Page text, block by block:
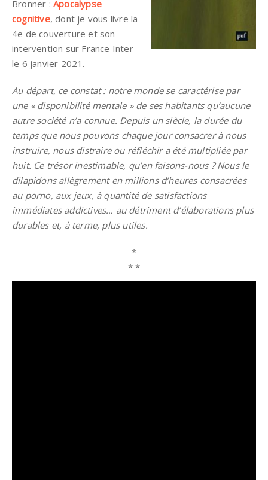
Bronner : Apocalypse
cognitive, dont je vous livre la
4e de couverture et son
intervention sur France Inter
le 6 janvier 2021.
Au départ, ce constat : notre monde se caractérise par
une « disponibilité mentale » de ses habitants qu’aucune
autre société n’a connue. Depuis un siècle, la durée du
temps que nous pouvons chaque jour consacrer à nous
instruire, nous distraire ou réfléchir a été multipliée par
huit. Ce trésor inestimable, qu’en faisons-nous ? Nous le
dilapidons allègrement en millions d’heures consacrées
au porno, aux jeux, à quantité de satisfactions
immédiates addictives… au détriment d’élaborations plus
durables et, à terme, plus utiles.
*
* *